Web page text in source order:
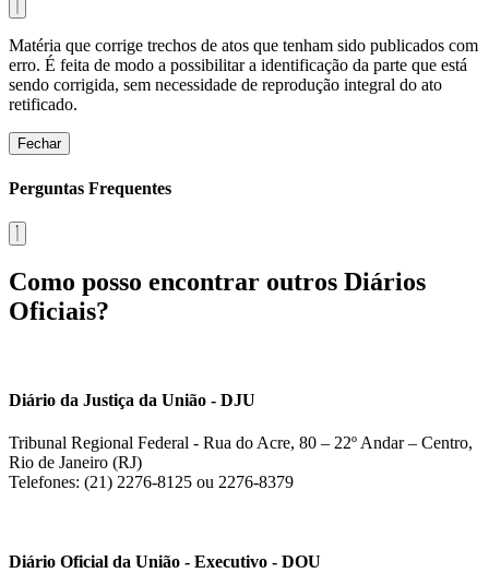
Matéria que corrige trechos de atos que tenham sido publicados com
erro. É feita de modo a possibilitar a identificação da parte que está
sendo corrigida, sem necessidade de reprodução integral do ato
retificado.
Fechar
Perguntas Frequentes
Como posso encontrar outros Diários
Oficiais?
Diário da Justiça da União - DJU
Tribunal Regional Federal - Rua do Acre, 80 – 22º Andar – Centro,
Rio de Janeiro (RJ)
Telefones: (21) 2276-8125 ou 2276-8379
Diário Oficial da União - Executivo - DOU